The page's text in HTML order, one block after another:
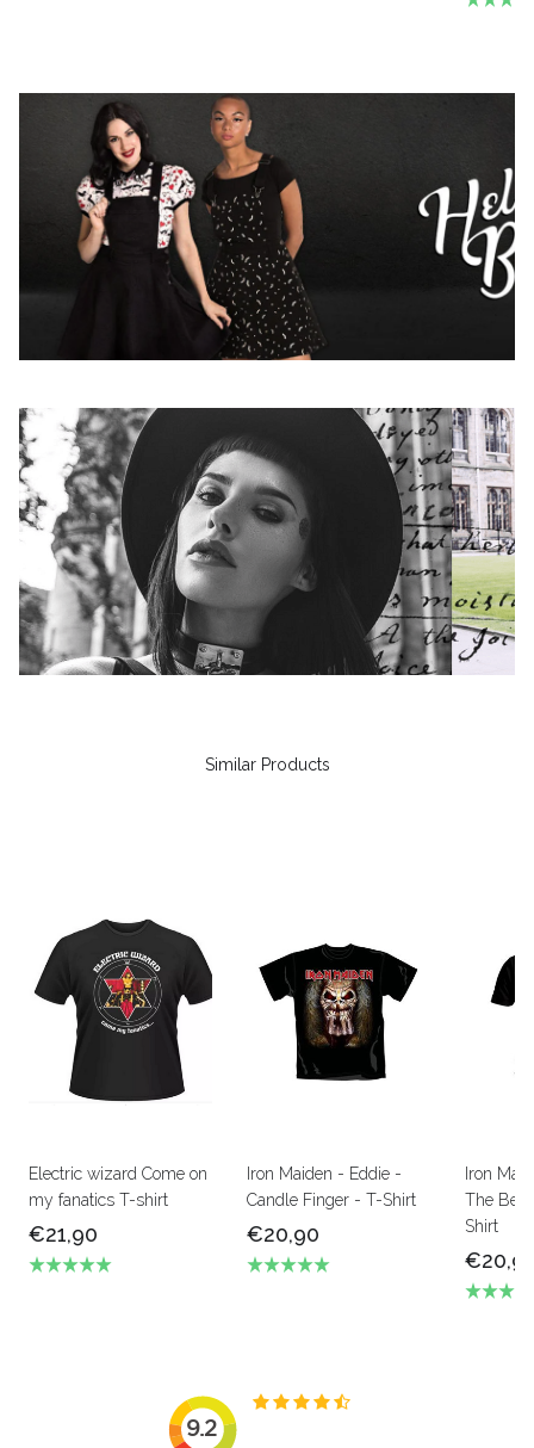
Similar Products
Electric wizard Come on
my fanatics T-shirt
€21,90
Iron Maiden - Eddie -
Candle Finger - T-Shirt
€20,90
Iron
The
Shirt